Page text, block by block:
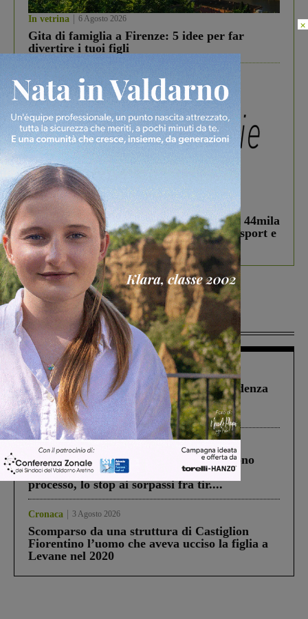
In vetrina 6 Agosto 2026
Gita di famiglia a Firenze: 5 idee per far
divertire i tuoi figli
In vetrina 3 Agosto 2026
Estra Notizie agosto: Smart Cities, oltre 44mila
studenti coinvolti, torna il bando per lo sport e
debutta il podcast Estrair
Più lette
Figline Incisa Valdarno 1 Agosto 2026
Piscina di Figline finanziata oltre la scadenza
Pnrr, il gruppo di Fratelli d’Italia: “Un
ringraziamento al Governo”
Cronaca 4 Agosto 2026
Un anno fa la strage in A1 in cui morirono
Gianni, Giulia e Franco. Lo schianto, il
processo, lo stop ai sorpassi fra tir....
Cronaca 3 Agosto 2026
Scomparso da una struttura di Castiglion
Fiorentino l’uomo che aveva ucciso la figlia a
Levane nel 2020
×